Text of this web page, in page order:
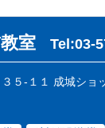
室 Tel:03-
５-１１ 成城ショ